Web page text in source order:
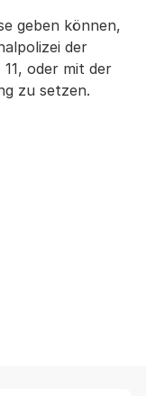
geben können,
der
oder mit der
zu setzen.